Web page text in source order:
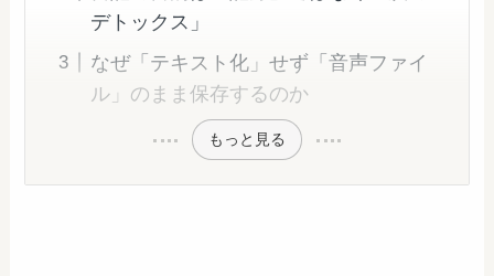
デトックス」
なぜ「テキスト化」せず「音声ファイ
ル」のまま保存するのか
もっと見る